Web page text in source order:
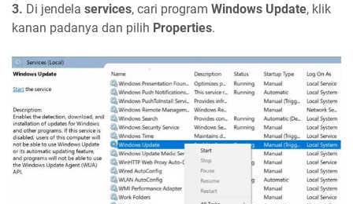
3. Di jendela services, cari program Windows Update, klik
kanan padanya dan pilih Properties.